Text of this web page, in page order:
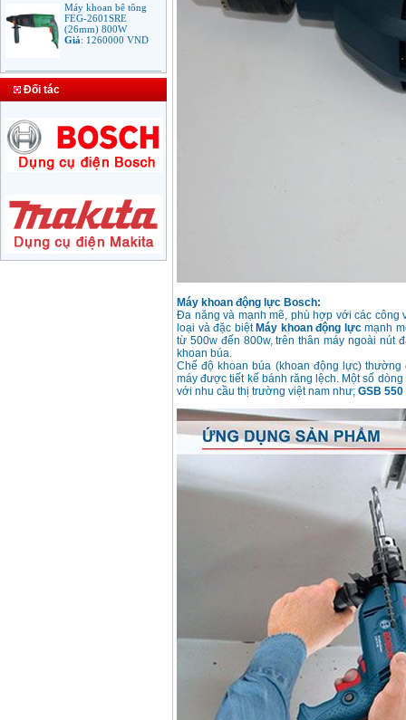
FEG-2601SRE
(26mm) 800W
Giá:1260000VND
Bảng giá mũi khoan
Máy Khoan Bosch
GSB 16RE (750W)
valy nhựa
Bộ máy khoan Bosch
GSB 13RE hộp nhựa
100 chi tiết
Giá:1977000VND
Đối tác
Máy khoan động lực Bosch:
Đa năng và mạnh mẽ, phù hợp với các công
loại và đặc biệt Máy khoan động lựcmạnh
từ 500w đến 800w, trên thân máy ngoài nút
khoan búa.
Chế độ khoan búa (khoan động lực)
máy được tiết kế bánh răng lệch. Một số
với nhu cầu thị trường việt nam như; GSB 550